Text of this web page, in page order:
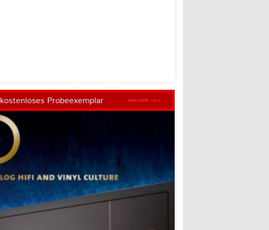
kostenloses Probeexemplar